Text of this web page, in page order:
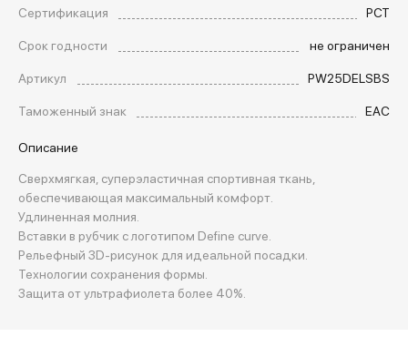
Сертификация
РСТ
Срок годности
не ограничен
Артикул
PW25DELSBS
Таможенный знак
EAC
Описание
Сверхмягкая, суперэластичная спортивная ткань,
обеспечивающая максимальный комфорт.
Удлиненная молния.
Вставки в рубчик с логотипом Define curve.
Рельефный 3D-рисунок для идеальной посадки.
Технологии сохранения формы.
Защита от ультрафиолета более 40%.